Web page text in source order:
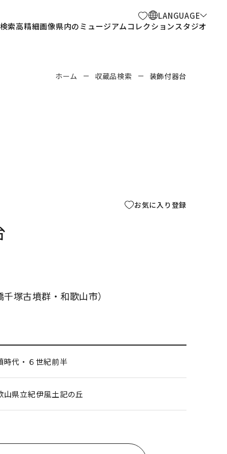
LANGUAGE
索高精細画像県内のミュージアムコレクションスタジオ
ホーム 収蔵品検索 装飾付器台
お気に入り登録
塚古墳群・和歌山市）
時代・６世紀前半
山県立紀伊風土記の丘